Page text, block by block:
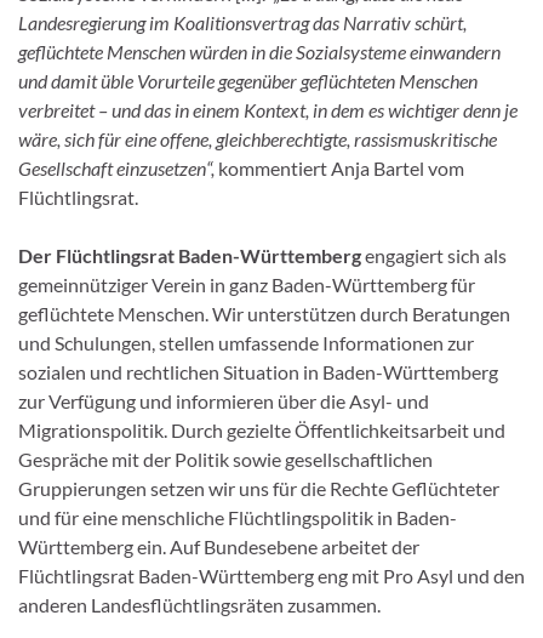
Landesregierung im Koalitionsvertrag das Narrativ schürt,
geflüchtete Menschen würden in die Sozialsysteme einwandern
und damit üble Vorurteile gegenüber geflüchteten Menschen
verbreitet – und das in einem Kontext, in dem es wichtiger denn je
wäre, sich für eine offene, gleichberechtigte, rassismuskritische
Gesellschaft einzusetzen“, kommentiert Anja Bartel vom
Flüchtlingsrat.
Der Flüchtlingsrat Baden-Württembergengagiert sich als
gemeinnütziger Verein in ganz Baden-Württemberg für
geflüchtete Menschen. Wir unterstützen durch Beratungen
und Schulungen, stellen umfassende Informationen zur
sozialen und rechtlichen Situation in Baden-Württemberg
zur Verfügung und informieren über die Asyl- und
Migrationspolitik. Durch gezielte Öffentlichkeitsarbeit und
Gespräche mit der Politik sowie gesellschaftlichen
Gruppierungen setzen wir uns für die Rechte Geflüchteter
und für eine menschliche Flüchtlingspolitik in Baden-
Württemberg ein. Auf Bundesebene arbeitet der
Flüchtlingsrat Baden-Württemberg eng mit Pro Asyl und den
anderen Landesflüchtlingsräten zusammen.